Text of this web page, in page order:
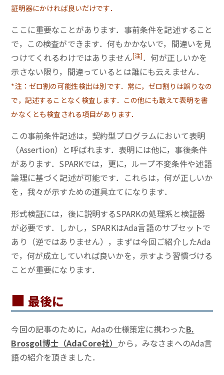
証明器にかければ良いだけです．
ここに重要なことがあります．事前条件を記述すること
で，この検査ができます．何もかかないで，間違いを見
つけてくれるわけではありません[注]．何が正しいかを
示さない限り，間違っているとは誰にも云えません．
*注：ゼロ割の可能性検出は別です．常に，ゼロ割りは誤りなの
で，記述することなく検査します．この他にも敢えて表明を書
かなくとも検査される項目があります．
この事前条件記述は，契約型プログラムにおいて表明
（Assertion）と呼ばれます．表明には他に，事後条件
があります．SPARKでは，更に，ループ不変条件や述語
論理に基づく記述が可能です．これらは，何が正しいか
を，我々が示すための道具立てになります．
形式検証には，後に説明するSPARKの処理系と検証器
が必要です．しかし，SPARKはAda言語のサブセットで
あり（逆ではありません），まずは今回ご紹介したAda
で，何が成立していれば良いかを，示すよう習慣づける
ことが重要になります．
■最後に
今回の記事のために，Adaの仕様策定に携わったB.
Brosgol博士（AdaCore社） から，みなさまへのAda言
語の紹介を頂きました．